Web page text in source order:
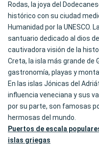
Rodas, la joya del
histórico con su ciudad
Humanidad por la UNESCO.
santuario dedicado al dios
cautivadora visión de la
Creta, la isla más grande de
gastronomía, playas y
En las islas Jónicas del
influencia veneciana y sus
por su parte, son famosas
hermosas del mundo.
Puertos de escala
islas griegas